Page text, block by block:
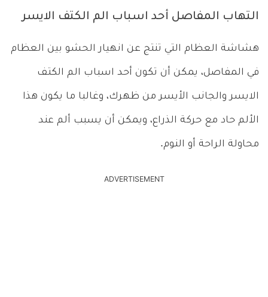
التهاب المفاصل أحد اسباب الم الكتف الايسر
هشاشة العظام التي تنتج عن انهيار الحشو بين العظام
في المفاصل، يمكن أن تكون أحد اسباب الم الكتف
الايسر والجانب الأيسر من ظهرك، وغالبا ما يكون هذا
الألم حاد مع حركة الذراع، ويمكن أن يسبب ألم عند
محاولة الراحة أو النوم.
ADVERTISEMENT